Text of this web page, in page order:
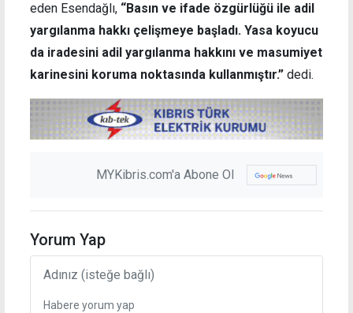
eden Esendağlı, “Basın ve ifade özgürlüğü ile adil
yargılanma hakkı çelişmeye başladı. Yasa koyucu
da iradesini adil yargılanma hakkını ve masumiyet
karinesini koruma noktasında kullanmıştır.” dedi.
MYKibris.com'a Abone Ol
Yorum Yap